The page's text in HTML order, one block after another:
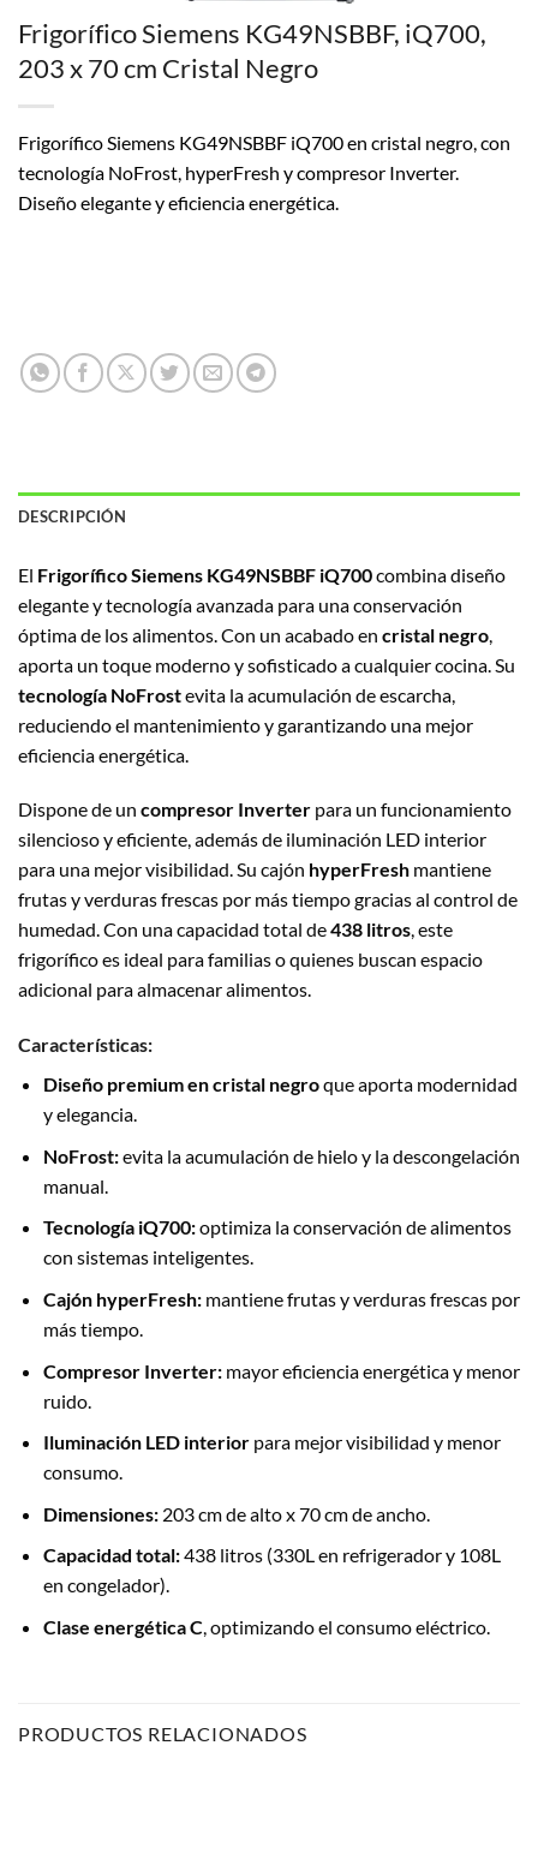
Frigorífico Siemens KG49NSBBF, iQ700,
203 x 70 cm Cristal Negro
Frigorífico Siemens KG49NSBBF iQ700 en cristal negro, con
tecnología NoFrost, hyperFresh y compresor Inverter.
Diseño elegante y eficiencia energética.
DESCRIPCIÓN
El Frigorífico Siemens KG49NSBBF iQ700combina diseño
elegante y tecnología avanzada para una conservación
óptima de los alimentos. Con un acabado en cristal negro
aporta un toque moderno y sofisticado a cualquier cocina. Su
tecnología NoFrostevita la acumulación de escarcha,
reduciendo el mantenimiento y garantizando una mejor
eficiencia energética.
Dispone de un compresor Inverter para un funcionamiento
silencioso y eficiente, además de iluminación LED interior
para una mejor visibilidad. Su cajón hyperFresh mantiene
frutas y verduras frescas por más tiempo gracias al control de
humedad. Con una capacidad total de438 litros, este
frigorífico es ideal para familias o quienes buscan espacio
adicional para almacenar alimentos.
Características:
Diseño premium en cristal negroque aporta modernidad
y elegancia.
NoFrost:evita la acumulación de hielo y la descongelación
manual.
Tecnología iQ700:optimiza la conservación de alimentos
con sistemas inteligentes.
Cajón hyperFresh:mantiene frutas y verduras frescas por
más tiempo.
Compresor Inverter:mayor eficiencia energética y menor
ruido.
Iluminación LED interiorpara mejor visibilidad y menor
consumo.
Dimensiones:203 cm de alto x 70 cm de ancho.
Capacidad total:438 litros (330L en refrigerador y 108L
en congelador).
Clase energética C, optimizando el consumo eléctrico.
PRODUCTOS RELACIONADOS